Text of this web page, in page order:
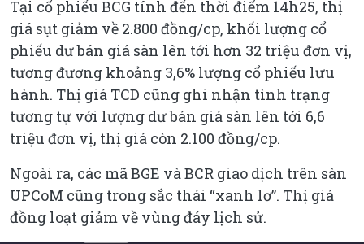
Tại cổ phiếu BCG tính đến thời điểm 14h25, thị
giá sụt giảm về 2.800 đồng/cp, khối lượng cổ
phiếu dư bán giá sàn lên tới hơn 32 triệu đơn vị,
tương đương khoảng 3,6% lượng cổ phiếu lưu
hành. Thị giá TCD cũng ghi nhận tình trạng
tương tự với lượng dư bán giá sàn lên tới 6,6
triệu đơn vị, thị giá còn 2.100 đồng/cp.
Ngoài ra, các mã BGE và BCR giao dịch trên sàn
UPCoM cũng trong sắc thái “xanh lơ”. Thị giá
đồng loạt giảm về vùng đáy lịch sử.